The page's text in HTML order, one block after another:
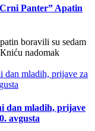
Panter” Apatin
boravili su sedam
nadomak
dan mladih, prijave
avgusta